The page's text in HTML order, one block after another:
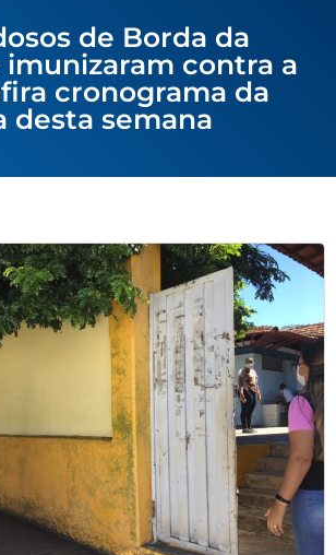
de Borda da
imunizaram contra a
cronograma da
desta semana